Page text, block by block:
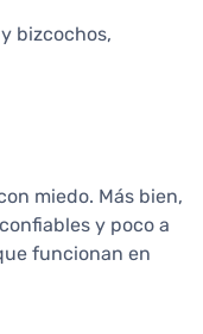
bizcochos,
miedo. Más bien,
y poco a
funcionan en